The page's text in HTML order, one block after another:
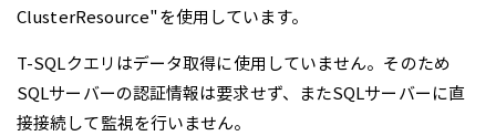
ClusterResource"を使用しています。
T-SQLクエリはデータ取得に使用していません。そのため
SQLサーバーの認証情報は要求せず、またSQLサーバーに直
接接続して監視を行いません。